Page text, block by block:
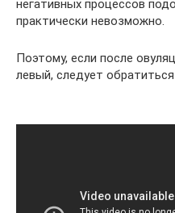
негативных процессов
практически невозможно.
Поэтому, если после
левый, следует обратиться